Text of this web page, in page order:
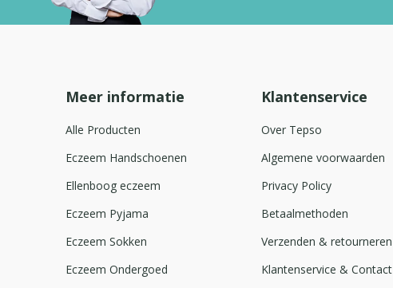
Meer informatie
Alle Producten
Eczeem Handschoenen
Ellenboog eczeem
Eczeem Pyjama
Eczeem Sokken
Eczeem Ondergoed
Klantenservice
Over Tepso
Algemene voorwaarden
Privacy Policy
Betaalmethoden
Verzenden & retourneren
Klantenservice & Contact